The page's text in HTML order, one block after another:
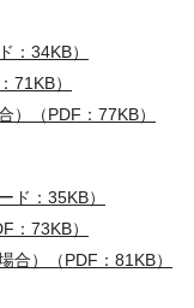
：34KB）
71KB）
）（PDF：77KB）
ド：35KB）
：73KB）
合）（PDF：81KB）